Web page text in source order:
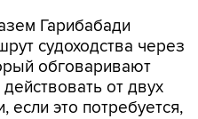
Гарибабади
судоходства через
обговаривают
от двух
это потребуется,